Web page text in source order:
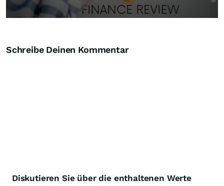
Schreibe Deinen Kommentar
Diskutieren Sie über die enthaltenen Werte